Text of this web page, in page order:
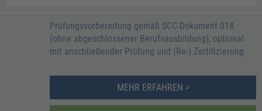
Prüfungsvorbereitung gemäß SCC-Dokument 018
(ohne abgeschlossener Berufsausbildung), optional
mit anschließender Prüfung und (Re-) Zertifizierung
MEHR ERFAHREN >